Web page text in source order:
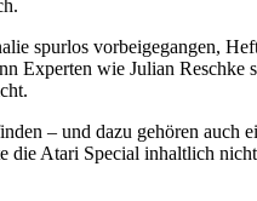
spurlos vorbeigegangen,
Experten wie Julian
– und dazu gehören
die Atari Special inhaltlich